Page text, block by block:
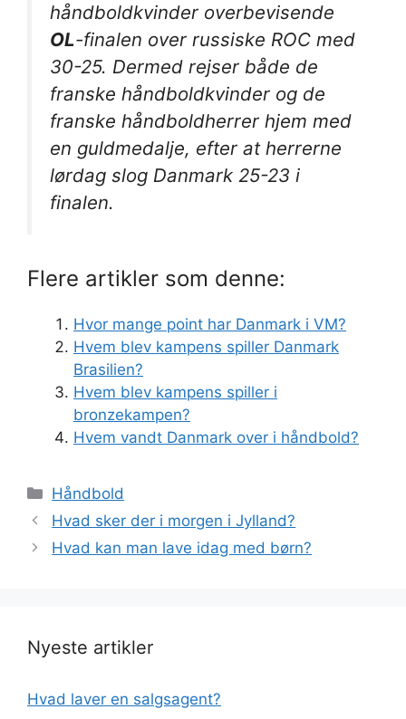
håndboldkvinder overbevisende
OL-finalen over russiske ROC med
30-25. Dermed rejser både de
franske håndboldkvinder og de
franske håndboldherrer hjem med
en guldmedalje, efter at herrerne
lørdag slog Danmark 25-23 i
finalen.
Flere artikler som denne:
Hvor mange point har Danmark i VM?
Hvem blev kampens spiller Danmark
Brasilien?
Hvem blev kampens spiller i
bronzekampen?
Hvem vandt Danmark over i håndbold?
Kategorier
Håndbold
Hvad sker der i morgen i Jylland?
Hvad kan man lave idag med børn?
Nyeste artikler
Hvad laver en salgsagent?